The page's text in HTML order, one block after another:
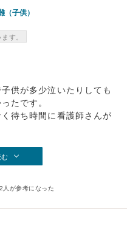
（子供）
す。
供が多少泣いたりしても
たです。
待ち時間に看護師さんが
2人が参考になった